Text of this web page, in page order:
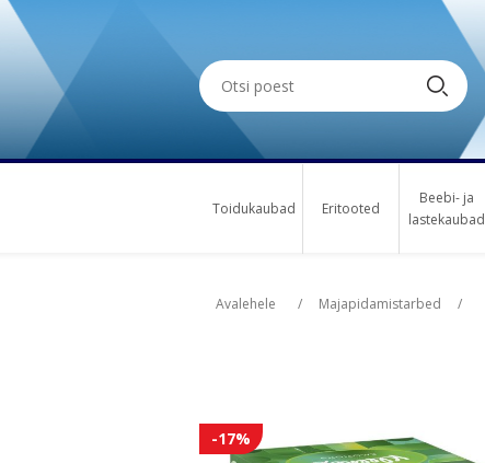
Toidukaubad Eritooted
Beebi- ja
lastekaubad
Avalehele / Majapidamistarbed /
-17%